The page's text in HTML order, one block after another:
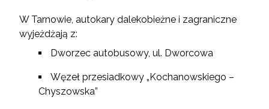
W Tarnowie, autokary dalekobieżne i zagraniczne
wyjeżdżają z:
Dworzec autobusowy, ul. Dworcowa
Węzeł przesiadkowy „Kochanowskiego –
Chyszowska”